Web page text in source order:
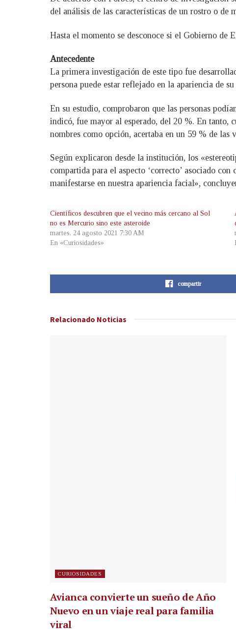
del análisis de las características de un rostro o de
Hasta el momento se desconoce si el Gobierno de
Antecedente
La primera investigación de este tipo fue
persona puede estar reflejado en la apariencia de
En su estudio, comprobaron que las personas
indicó, fue mayor al esperado, del 20 %. En tanto,
nombres como opción, acertaba en un 59 % de las
Según explicaron desde la institución, los
compartida para el aspecto ‘correcto’ asociado
manifestarse en nuestra apariencia facial»,
Científicos descubren que el vecino más cercano al Sol
no es Mercurio sino este asteroide
martes, 24 agosto 2021 7:30 AM
En «Curiosidades»
compartir
Relacionado Noticias
CURIOSIDADES
Avianca convierte un sueño de Año
Nuevo en un viaje real para familia
viral